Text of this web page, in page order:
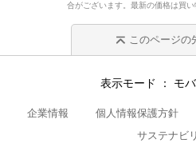
合がございます。最新の価格は買い
このページの
表示モード モ
企業情報 個人情報保護方針
サステナビ